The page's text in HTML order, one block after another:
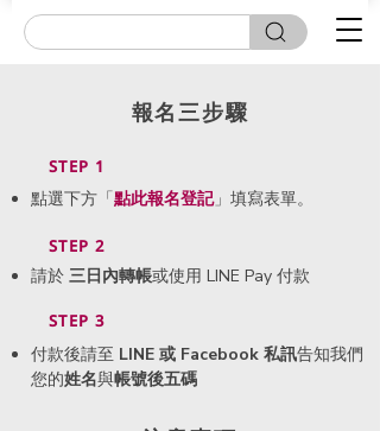
報名三步驟
STEP 1
點選下方「點此報名登記」填寫表單。
STEP 2
請於 三日內轉帳或使用 LINE Pay 付款
STEP 3
付款後請至 LINE 或 Facebook 私訊告知我們
您的姓名與帳號後五碼